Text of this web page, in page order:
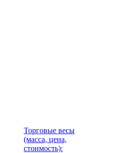
Торговые весы
(масса, цена,
стоимость):